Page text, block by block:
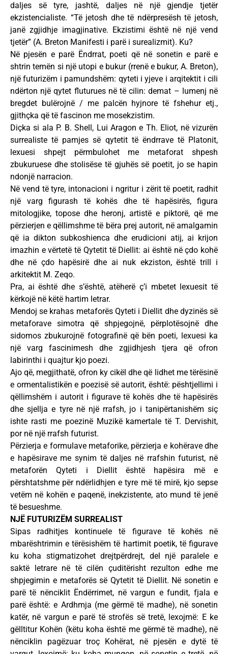
daljes së tyre, jashtë, daljes në një gjendje tjetër
ekzistencialiste. “Të jetosh dhe të ndërpresësh të jetosh,
janë zgjidhje imagjinative. Ekzistimi është në një vend
tjetër” (A. Breton Manifesti i parë i surealizmit). Ku?
Në pjesën e parë Ëndrrat, poeti që në sonetin e parë e
shtrin temën si një utopi e bukur (rrenë e bukur, A. Breton),
një futurizëm i pamundshëm: qyteti i yjeve i arqitektit i cili
ndërton një qytet fluturues në të cilin: demat – lumenj në
bregdet bulërojnë / me palcën hyjnore të fshehur etj.,
gjithçka që të fascinon me mosekzistim.
Diçka si ala P. B. Shell, Lui Aragon e Th. Eliot, në vizurën
surrealiste të pamjes së qytetit të ëndrrave të Platonit,
lexuesi shpejt përmbulohet me metaforat shpesh
zbukuruese dhe stolisëse të gjuhës së poetit, jo se hapin
ndonjë narracion.
Në vend të tyre, intonacioni i ngritur i zërit të poetit, radhit
një varg figurash të kohës dhe të hapësirës, figura
mitologjike, topose dhe heronj, artistë e piktorë, që me
përzierjen e qëllimshme të bëra prej autorit, në amalgamin
që ia dikton subkoshienca dhe erudicioni atij, ai krijon
imazhin e vërtetë të Qytetit të Diellit: ai është në çdo kohë
dhe në çdo hapësirë dhe ai nuk ekziston, është trill i
arkitektit M. Zeqo.
Pra, ai është dhe s’është, atëherë ç’i mbetet lexuesit të
kërkojë në këtë hartim letrar.
Mendoj se krahas metaforës Qyteti i Diellit dhe dyzinës së
metaforave simotra që shpjegojnë, përplotësojnë dhe
sidomos zbukurojnë fotografinë që bën poeti, lexuesi ka
një varg fascinimesh dhe zgjidhjesh tjera që ofron
labirinthi i quajtur kjo poezi.
Ajo që, megjithatë, ofron ky cikël dhe që lidhet me tërësinë
e ormentalistikën e poezisë së autorit, është: pështjellimi i
qëllimshëm i autorit i figurave të kohës dhe të hapësirës
dhe sjellja e tyre në një rrafsh, jo i tanipërtanishëm siç
ishte rasti me poezinë Muzikë kamertale të T. Dervishit,
por në një rrafsh futurist.
Përzierja e formulave metaforike, përzierja e kohërave dhe
e hapësirave me synim të daljes në rrafshin futurist, në
metaforën Qyteti i Diellit është hapësira më e
përshtatshme për ndërlidhjen e tyre më të mirë, kjo sepse
vetëm në kohën e paqenë, inekzistente, ato mund të jenë
të besueshme.
NJË FUTURIZËM SURREALIST
Sipas radhitjes kontinuele të figurave të kohës në
mbarështrimin e tërësishëm të hartimit poetik, të figurave
ku koha stigmatizohet drejtpërdrejt, del një paralele e
saktë letrare në të cilën çuditërisht rezulton edhe me
shpjegimin e metaforës së Qytetit të Diellit. Në sonetin e
parë të nënciklit Ëndërrimet, në vargun e fundit, fjala e
parë është: e Ardhmja (me gërmë të madhe), në sonetin
katër, në vargun e parë të strofës së tretë, lexojmë: E ke
gëlltitur Kohën (këtu koha është me gërmë të madhe), në
nënciklin pagëzuar troç Kohërat, në pjesën e dytë të